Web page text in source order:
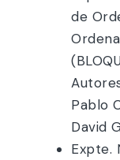
de
Pablo
David
Expte.